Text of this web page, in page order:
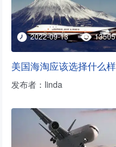
2022-09-13 13505
发布者：linda